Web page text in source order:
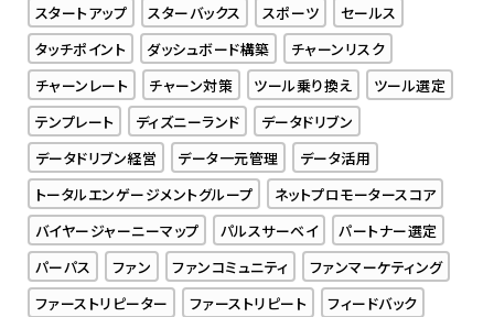
スタートアップ
スターバックス スポーツ
セールス
タッチポイント
ダッシュボード構築
チャーンリスク
チャーンレート
チャーン対策 ツール乗り換え
ツール選定
テンプレート
ディズニーランド
データドリブン
データドリブン経営
データ一元管理
データ活用
トータルエンゲージメントグループ
ネットプロモータースコア
バイヤージャーニーマップ
パルスサーベイ
パートナー選定
パーパス
ファン ファンコミュニティ
ファンマーケティング
ファーストリピーター
ファーストリピート
フィードバック